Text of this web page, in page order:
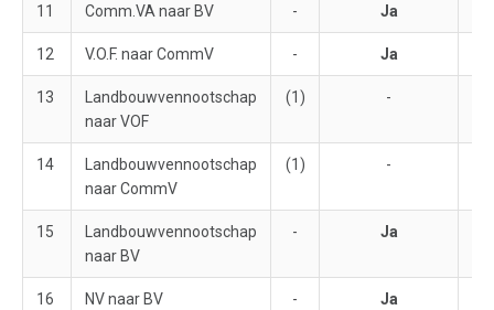
11 Comm.VA naar BV - Ja
12 V.O.F. naar CommV - Ja
13
Landbouwvennootschap
naar VOF
(1) -
14
Landbouwvennootschap
naar CommV
(1) -
15
Landbouwvennootschap
naar BV
- Ja
16 NV naar BV - Ja